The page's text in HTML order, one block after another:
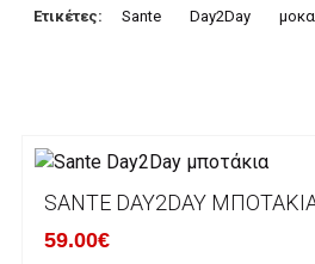
μας κατάστημα
Λογαριασμό.
κάποιον απο τους
λογαριασμούς:
Ετικέτες: Sante Day2Day
SANTE DAY2DAY
59.00€